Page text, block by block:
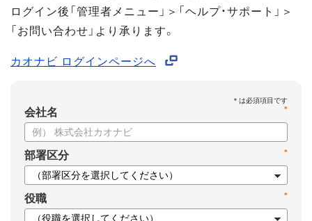
ログイン後「管理者メニュー」＞「ヘルプ・サポート」＞
「お問い合わせ」より承ります。
カオナビ ログインページへ
*
会社名
*
部署区分
*
役職